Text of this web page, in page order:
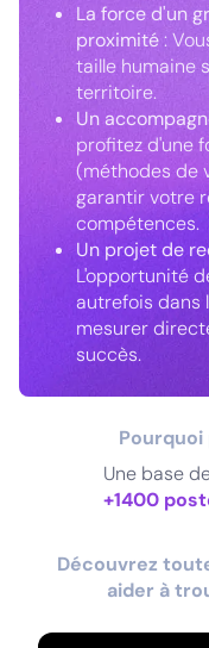
La force d'un
proximité:
taille humaine
territoire.
Un
profitez d'une
(méthodes de
garantir votre
compétences.
Un projet de
L'opportunité
autrefois dans
mesurer
succès.
Une base
+1400
Découvrez
aider à